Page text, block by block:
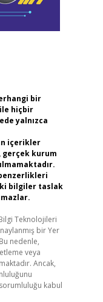
bir
hiçbir
yalnızca
içerikler
gerçek kurum
bilgiler taslak
Teknolojileri
bir Yer
nedenle,
veya
Ancak,
kabul